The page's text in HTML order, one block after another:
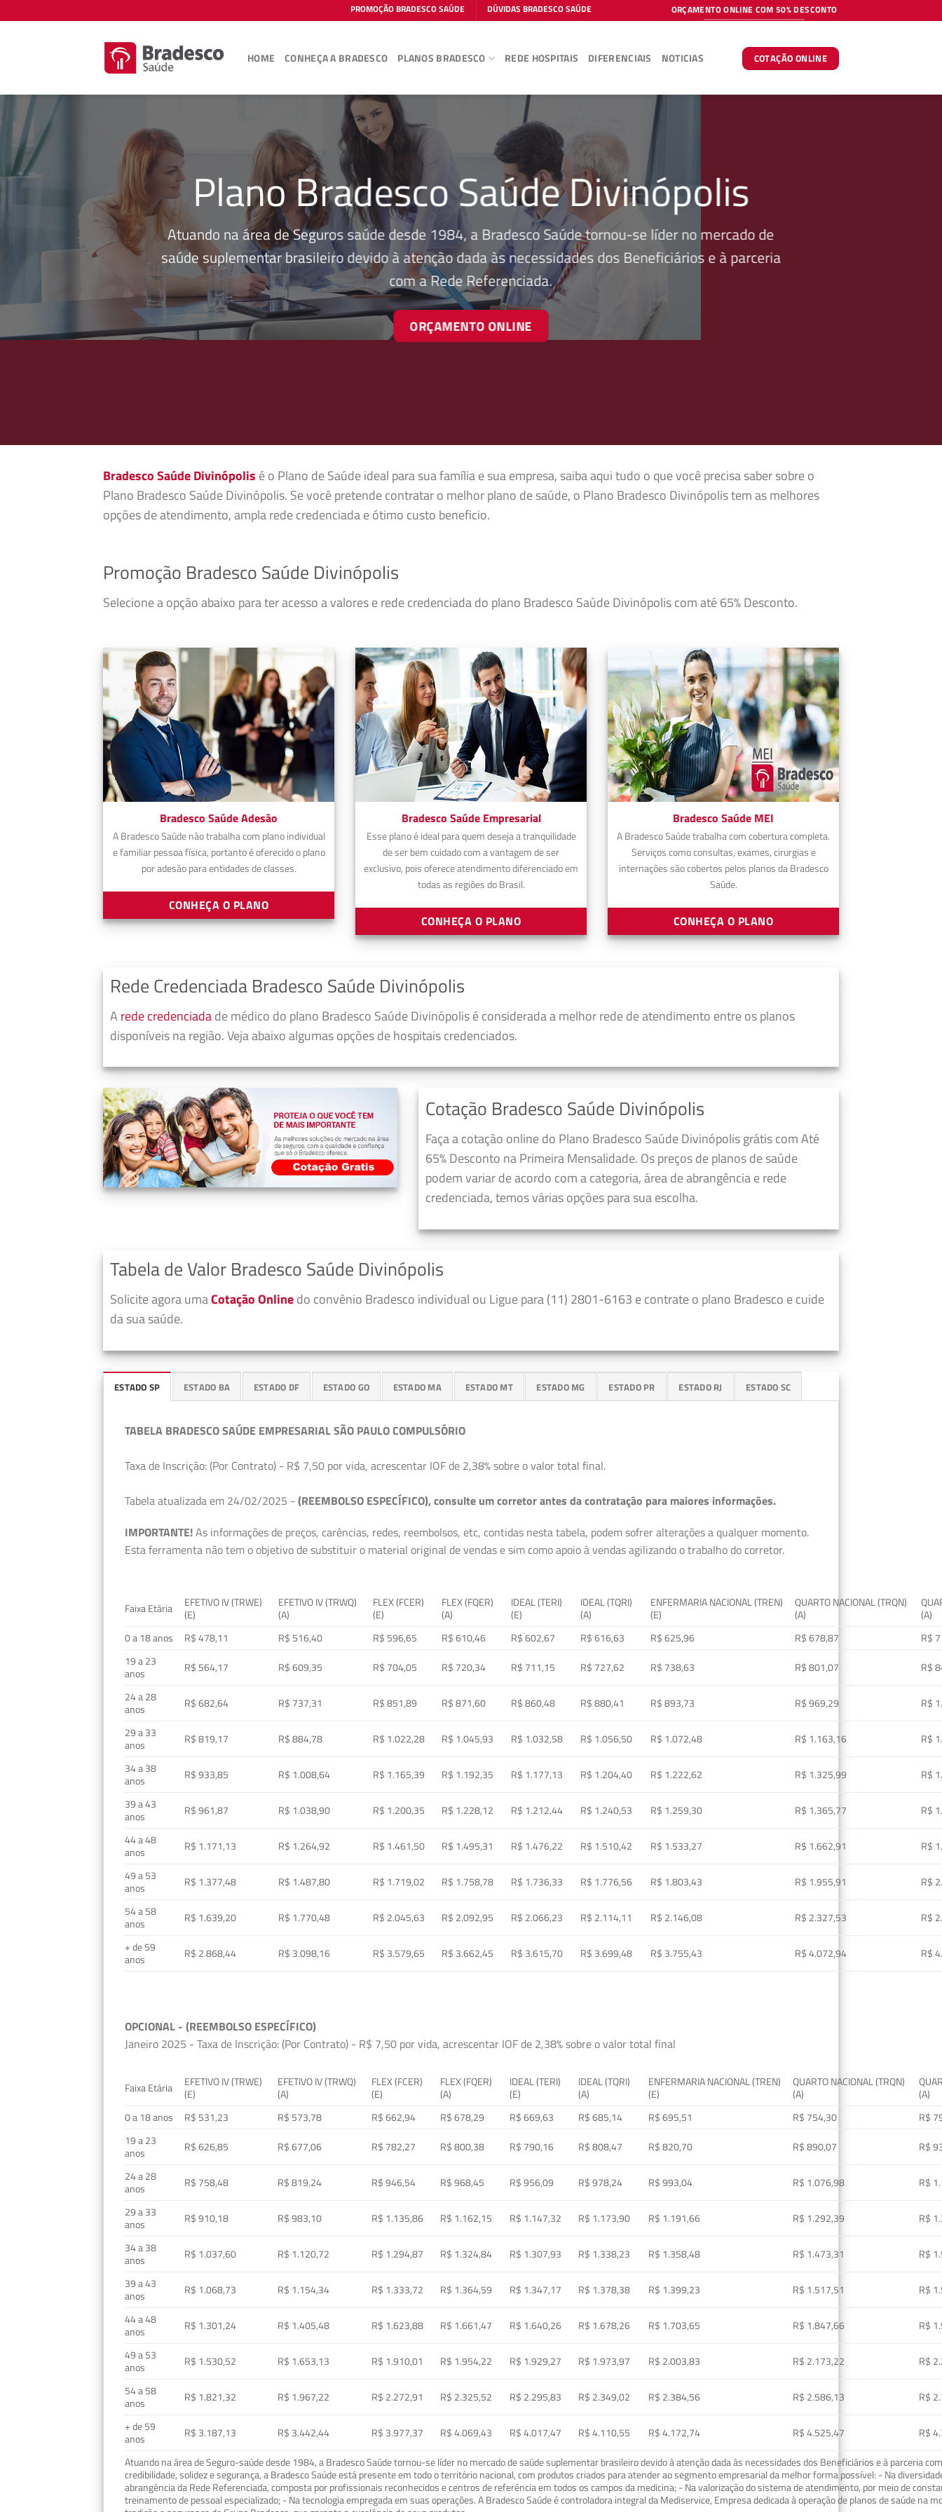
to
PROMOÇÃO BRADESCO SAÚDE DÚVIDAS BRADESCO SAÚDE ORÇAMENTO ONLINE COM 50% DESCONTO
HOME CONHEÇA A BRADESCO PLANOS BRADESCO REDE HOSPITAIS DIFERENCIAIS NOTICIAS COTAÇÃO ONLINE
Plano Bradesco Saúde Divinópolis
Atuando na área de Seguros saúde desde 1984, a Bradesco Saúde tornou-se líder no mercado de
saúde suplementar brasileiro devido à atenção dada às necessidades dos Beneficiários e à parceria
com a Rede Referenciada.
ORÇAMENTO ONLINE
Bradesco Saúde Divinópolis é o Plano de Saúde ideal para sua família e sua empresa, saiba aqui tudo o que você precisa saber sobre o
Plano Bradesco Saúde Divinópolis. Se você pretende contratar o melhor plano de saúde, o Plano Bradesco Divinópolis tem as melhores
opções de atendimento, ampla rede credenciada e ótimo custo beneficio.
Promoção Bradesco Saúde Divinópolis
Selecione a opção abaixo para ter acesso a valores e rede credenciada do plano Bradesco Saúde Divinópolis com até 65% Desconto.
Bradesco Saúde Adesão
A Bradesco Saúde não trabalha com plano individual
e familiar pessoa física, portanto é oferecido o plano
por adesão para entidades de classes.
CONHEÇA O PLANO
Bradesco Saúde Empresarial
Esse plano é ideal para quem deseja a tranquilidade
de ser bem cuidado com a vantagem de ser
exclusivo, pois oferece atendimento diferenciado em
todas as regiões do Brasil.
CONHEÇA O PLANO
Bradesco Saúde MEI
A Bradesco Saúde trabalha com cobertura completa.
Serviços como consultas, exames, cirurgias e
internações são cobertos pelos planos da Bradesco
Saúde.
CONHEÇA O PLANO
Rede Credenciada Bradesco Saúde Divinópolis
A rede credenciadade médico do plano Bradesco Saúde Divinópolis é considerada a melhor rede de atendimento entre os planos
disponíveis na região. Veja abaixo algumas opções de hospitais credenciados.
Cotação Bradesco Saúde Divinópolis
Faça a cotação online do Plano Bradesco Saúde Divinópolis grátis com Até
65% Desconto na Primeira Mensalidade. Os preços de planos de saúde
podem variar de acordo com a categoria, área de abrangência e rede
credenciada, temos várias opções para sua escolha.
Tabela de Valor Bradesco Saúde Divinópolis
Solicite agora umaCotação Onlinedo convênio Bradesco individual ou Ligue para (11) 2801-6163 e contrate o plano Bradesco e cuide
da sua saúde.
ESTADO SP ESTADO BA ESTADO DF ESTADO GO ESTADO MA ESTADO MT ESTADO MG ESTADO PR ESTADO RJ ESTADO SC
TABELA BRADESCO SAÚDE EMPRESARIAL SÃO PAULO COMPULSÓRIO
Taxa de Inscrição: (Por Contrato) - R$ 7,50 por vida, acrescentar IOF de 2,38% sobre o valor total final.
Tabela atualizada em 24/02/2025 - (REEMBOLSO ESPECÍFICO), consulte um corretor antes da contratação para maiores informações.
IMPORTANTE!As informações de preços, carências, redes, reembolsos, etc, contidas nesta tabela, podem sofrer alterações a qualquer momento.
Esta ferramenta não tem o objetivo de substituir o material original de vendas e sim como apoio à vendas agilizando o trabalho do corretor.
Faixa Etária
EFETIVO IV (TRWE)
(E)
EFETIVO IV (TRWQ)
(A)
FLEX (FCER)
(E)
FLEX (FQER)
(A)
IDEAL (TERI)
(E)
IDEAL (TQRI)
(A)
ENFERMARIA NACIONAL (TREN)
(E)
QUARTO NACIONAL (TRQN)
(A)
(A)
0 a 18 anos
R$ 478,11 R$ 516,40 R$ 596,65 R$ 610,46 R$ 602,67 R$ 616,63 R$ 625,96 R$ 678,87
R$
19 a 23
anos
R$ 564,17 R$ 609,35 R$ 704,05 R$ 720,34 R$ 711,15 R$ 727,62 R$ 738,63 R$ 801,07
R$
24 a 28
anos
R$ 682,64 R$ 737,31 R$ 851,89 R$ 871,60 R$ 860,48 R$ 880,41 R$ 893,73 R$ 969,29
R$
29 a 33
anos
R$ 819,17 R$ 884,78 R$ 1.022,28 R$ 1.045,93 R$ 1.032,58 R$ 1.056,50 R$ 1.072,48 R$ 1.163,16
R$
34 a 38
anos
R$ 933,85 R$ 1.008,64 R$ 1.165,39 R$ 1.192,35 R$ 1.177,13 R$ 1.204,40 R$ 1.222,62 R$ 1.325,99
R$
39 a 43
anos
R$ 961,87 R$ 1.038,90 R$ 1.200,35 R$ 1.228,12 R$ 1.212,44 R$ 1.240,53 R$ 1.259,30 R$ 1.365,77
R$
44 a 48
anos
R$ 1.171,13 R$ 1.264,92 R$ 1.461,50 R$ 1.495,31 R$ 1.476,22 R$ 1.510,42 R$ 1.533,27 R$ 1.662,91
R$
49 a 53
anos
R$ 1.377,48 R$ 1.487,80 R$ 1.719,02 R$ 1.758,78 R$ 1.736,33 R$ 1.776,56 R$ 1.803,43 R$ 1.955,91
R$
54 a 58
anos
R$ 1.639,20 R$ 1.770,48 R$ 2.045,63 R$ 2.092,95 R$ 2.066,23 R$ 2.114,11 R$ 2.146,08 R$ 2.327,53
R$
+ de 59
anos
R$ 2.868,44 R$ 3.098,16 R$ 3.579,65 R$ 3.662,45 R$ 3.615,70 R$ 3.699,48 R$ 3.755,43 R$ 4.072,94 R$
OPCIONAL - (REEMBOLSO ESPECÍFICO)
Janeiro 2025 - Taxa de Inscrição: (Por Contrato) - R$ 7,50 por vida, acrescentar IOF de 2,38% sobre o valor total final
Faixa Etária
EFETIVO IV (TRWE)
(E)
EFETIVO IV (TRWQ)
(A)
FLEX (FCER)
(E)
FLEX (FQER)
(A)
IDEAL (TERI)
(E)
IDEAL (TQRI)
(A)
ENFERMARIA NACIONAL (TREN)
(E)
QUARTO NACIONAL (TRQN)
(A)
(A)
0 a 18 anos
R$ 531,23 R$ 573,78 R$ 662,94 R$ 678,29 R$ 669,63 R$ 685,14 R$ 695,51 R$ 754,30
R$
19 a 23
anos
R$ 626,85 R$ 677,06 R$ 782,27 R$ 800,38 R$ 790,16 R$ 808,47 R$ 820,70 R$ 890,07
R$
24 a 28
anos
R$ 758,48 R$ 819,24 R$ 946,54 R$ 968,45 R$ 956,09 R$ 978,24 R$ 993,04 R$ 1.076,98
R$
29 a 33
anos
R$ 910,18 R$ 983,10 R$ 1.135,86 R$ 1.162,15 R$ 1.147,32 R$ 1.173,90 R$ 1.191,66 R$ 1.292,39
R$
34 a 38
anos
R$ 1.037,60 R$ 1.120,72 R$ 1.294,87 R$ 1.324,84 R$ 1.307,93 R$ 1.338,23 R$ 1.358,48 R$ 1.473,31
R$
39 a 43
anos
R$ 1.068,73 R$ 1.154,34 R$ 1.333,72 R$ 1.364,59 R$ 1.347,17 R$ 1.378,38 R$ 1.399,23 R$ 1.517,51
R$
44 a 48
anos
R$ 1.301,24 R$ 1.405,48 R$ 1.623,88 R$ 1.661,47 R$ 1.640,26 R$ 1.678,26 R$ 1.703,65 R$ 1.847,66
R$
49 a 53
anos
R$ 1.530,52 R$ 1.653,13 R$ 1.910,01 R$ 1.954,22 R$ 1.929,27 R$ 1.973,97 R$ 2.003,83 R$ 2.173,22
R$
54 a 58
anos
R$ 1.821,32 R$ 1.967,22 R$ 2.272,91 R$ 2.325,52 R$ 2.295,83 R$ 2.349,02 R$ 2.384,56 R$ 2.586,13
R$
+ de 59
anos
R$ 3.187,13 R$ 3.442,44 R$ 3.977,37 R$ 4.069,43 R$ 4.017,47 R$ 4.110,55 R$ 4.172,74 R$ 4.525,47
R$
Atuando na área de Seguro-saúde desde 1984, a Bradesco Saúde tornou-se líder no mercado de saúde suplementar brasileiro devido à atenção dada às necessidades dos Beneficiários e à parceria
credibilidade, solidez e segurança, a Bradesco Saúde está presente em todo o território nacional, com produtos criados para atender ao segmento empresarial da melhor forma possível: - Na
abrangência da Rede Referenciada, composta por profissionais reconhecidos e centros de referência em todos os campos da medicina; - Na valorização do sistema de atendimento, por meio de
treinamento de pessoal especializado; - Na tecnologia empregada em suas operações. A Bradesco Saúde é controladora integral da Mediservice, Empresa dedicada à operação de planos de saúde na